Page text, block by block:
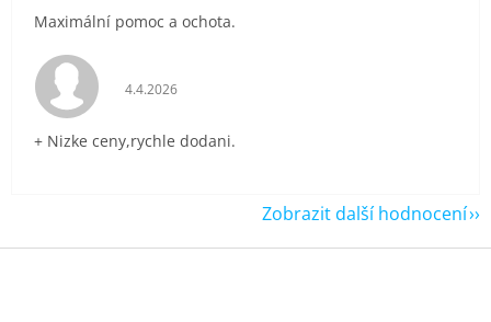
Maximální pomoc a ochota.
Hodnocení obchodu je 5 z 5 hvězdiček.
4.4.2026
+ Nizke ceny,rychle dodani.
Zobrazit další hodnocení
Z